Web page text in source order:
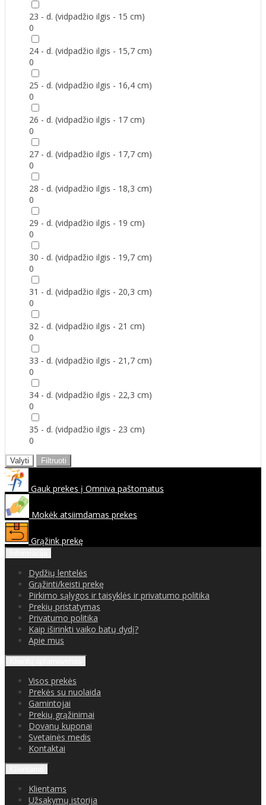
23 - d. (vidpadžio ilgis - 15 cm)
0
24 - d. (vidpadžio ilgis - 15,7 cm)
0
25 - d. (vidpadžio ilgis - 16,4 cm)
0
26 - d. (vidpadžio ilgis - 17 cm)
0
27 - d. (vidpadžio ilgis - 17,7 cm)
0
28 - d. (vidpadžio ilgis - 18,3 cm)
0
29 - d. (vidpadžio ilgis - 19 cm)
0
30 - d. (vidpadžio ilgis - 19,7 cm)
0
31 - d. (vidpadžio ilgis - 20,3 cm)
0
32 - d. (vidpadžio ilgis - 21 cm)
0
33 - d. (vidpadžio ilgis - 21,7 cm)
0
34 - d. (vidpadžio ilgis - 22,3 cm)
0
35 - d. (vidpadžio ilgis - 23 cm)
0
Valyti Filtruoti
Gauk prekes į Omniva paštomatus
Mokėk atsiimdamas prekes
Grąžink prekę
Dydžių lentelės
Grąžinti/keisti prekę
Pirkimo sąlygos ir taisyklės ir privatumo politika
Prekių pristatymas
Privatumo politika
Kaip iširinkti vaiko batų dydį?
Apie mus
Visos prekės
Prekės su nuolaida
Gamintojai
Prekių grąžinimai
Dovanų kuponai
Svetainės medis
Kontaktai
Klientams
Užsakymų istorija